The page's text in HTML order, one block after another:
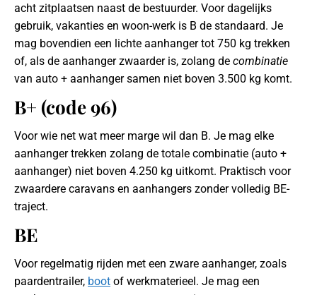
acht zitplaatsen naast de bestuurder. Voor dagelijks
gebruik, vakanties en woon-werk is B de standaard. Je
mag bovendien een lichte aanhanger tot 750 kg trekken
of, als de aanhanger zwaarder is, zolang de combinatie
van auto + aanhanger samen niet boven 3.500 kg komt.
B+ (code 96)
Voor wie net wat meer marge wil dan B. Je mag elke
aanhanger trekken zolang de totale combinatie (auto +
aanhanger) niet boven 4.250 kg uitkomt. Praktisch voor
zwaardere caravans en aanhangers zonder volledig BE-
traject.
BE
Voor regelmatig rijden met een zware aanhanger, zoals
paardentrailer, boot of werkmaterieel. Je mag een